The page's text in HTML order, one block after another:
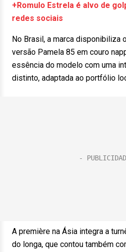
+Romulo Estrela é alvo de
redes sociais
No Brasil, a marca disponibiliza
versão Pamela 85 em couro
essência do modelo com uma
distinto, adaptada ao portfólio
A première na Ásia integra a
do longa, que contou também